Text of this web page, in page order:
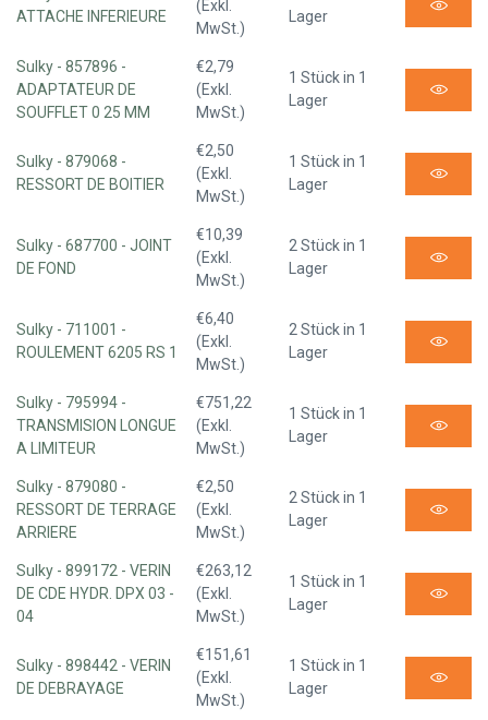
ATTACHE INFERIEURE
(Exkl.
MwSt.)
Lager
Sulky - 857896 -
ADAPTATEUR DE
SOUFFLET 0 25 MM
€2,79
(Exkl.
MwSt.)
1 Stück in 1
Lager
Sulky - 879068 -
RESSORT DE BOITIER
€2,50
(Exkl.
MwSt.)
1 Stück in 1
Lager
Sulky - 687700 - JOINT
DE FOND
€10,39
(Exkl.
MwSt.)
2 Stück in 1
Lager
Sulky - 711001 -
ROULEMENT 6205 RS 1
€6,40
(Exkl.
MwSt.)
2 Stück in 1
Lager
Sulky - 795994 -
TRANSMISION LONGUE
A LIMITEUR
€751,22
(Exkl.
MwSt.)
1 Stück in 1
Lager
Sulky - 879080 -
RESSORT DE TERRAGE
ARRIERE
€2,50
(Exkl.
MwSt.)
2 Stück in 1
Lager
Sulky - 899172 - VERIN
DE CDE HYDR. DPX 03 -
04
€263,12
(Exkl.
MwSt.)
1 Stück in 1
Lager
Sulky - 898442 - VERIN
DE DEBRAYAGE
€151,61
(Exkl.
MwSt.)
1 Stück in 1
Lager